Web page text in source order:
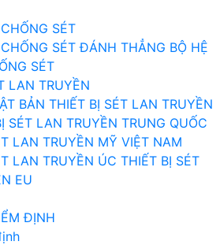
SÉT
SÉT ĐÁNH THẲNG BỘ HỆ
SÉT
LAN TRUYỀN
BẢN THIẾT BỊ SÉT LAN TRUYỀN
SÉT LAN TRUYỀN TRUNG QUỐC
LAN TRUYỀN MỸ VIỆT NAM
LAN TRUYỀN ÚC THIẾT BỊ SÉT
EU
ĐỊNH